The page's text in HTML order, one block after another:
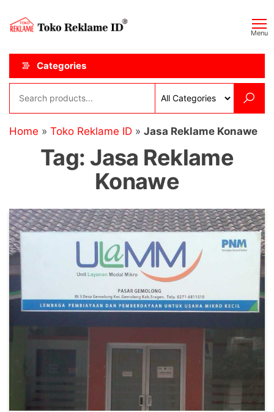
content
ID
Menu
Categories
Home » Toko Reklame ID » Jasa Reklame Konawe
Tag: Jasa Reklame
Konawe